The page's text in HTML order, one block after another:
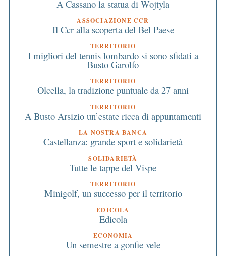
A Cassano la statua di Wojtyla
ASSOCIAZIONE CCR
Il Ccr alla scoperta del Bel Paese
TERRITORIO
I migliori del tennis lombardo si sono sfidati a
Busto Garolfo
TERRITORIO
Olcella, la tradizione puntuale da 27 anni
TERRITORIO
A Busto Arsizio un’estate ricca di appuntamenti
LA NOSTRA BANCA
Castellanza: grande sport e solidarietà
SOLIDARIETÀ
Tutte le tappe del Vispe
TERRITORIO
Minigolf, un successo per il territorio
EDICOLA
Edicola
ECONOMIA
Un semestre a gonfie vele